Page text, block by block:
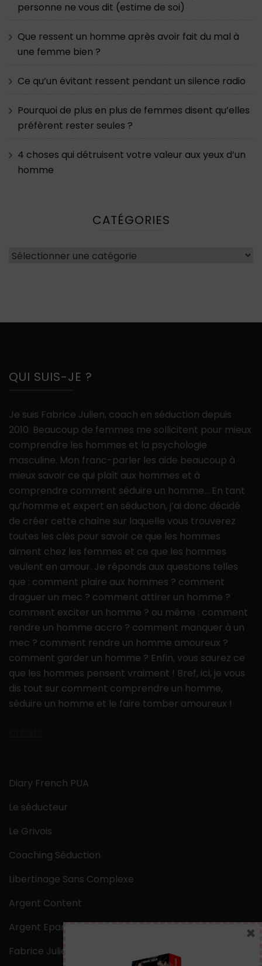
personne ne vous dit (estime de soi)
Que ressent un homme après avoir fait du mal à
une femme bien ?
Ce qu’un évitant ressent pendant un silence radio
Pourquoi de plus en plus de femmes disent qu’elles
préfèrent rester seules ?
4 choses qui détruisent votre valeur aux yeux d’un
homme
CATÉGORIES
Catégories
QUI SUIS-JE ?
Je suis Fabrice Julien, coach en séduction depuis
2010. Beaucoup de femmes me sollicitent pour mieux
comprendre les hommes et la psychologie
masculine. Mon franc-parler les aide beaucoup à
mieux savoir ce qui plaît aux hommes et à
comprendre comment séduire un homme… En tant
qu’homme et expert en séduction, j’ai donc décidé
de créer cette chaîne sur laquelle vous trouverez
toutes les clés pour savoir ce que les hommes
aiment chez les femmes et ce que les hommes
veulent en amour. Je réponds aux questions telles
que : comment plaire aux hommes ? comment
draguer un mec ? comment attirer un homme ?
comment exciter un homme ? ou même : comment
rendre un homme accro ? comment manquer à un
mec ? comment rendre un homme amoureux ?
comment garder un homme ? Enfin, vous saurez ce
que les hommes pensent vraiment ! Bref, ici, je vous
dis tout sur comment comprendre un homme,
séduire un homme et le faire tomber amoureux !
Diary French PUA
Le séducteur
Le Grivois
Coaching Séduction
Libertinage Sans Complexe
Argent Content
Argent Epargne
Fabrice Julien
×